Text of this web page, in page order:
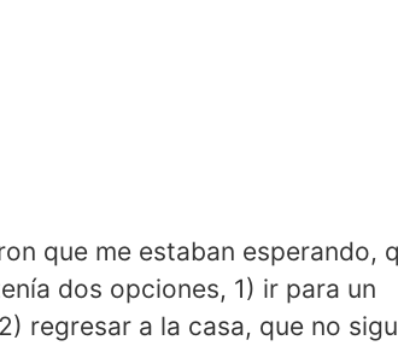
que me estaban esperando,
dos opciones, 1) ir para un
regresar a la casa, que no